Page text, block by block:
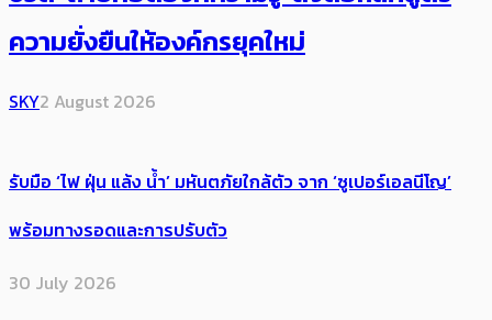
ความยั่งยืนให้องค์กรยุคใหม่
SKY2 August 2026
รับมือ ‘ไฟ ฝุ่น แล้ง น้ำ’ มหันตภัยใกล้ตัว จาก ‘ซูเปอร์เอลนีโญ’
พร้อมทางรอดและการปรับตัว
30 July 2026